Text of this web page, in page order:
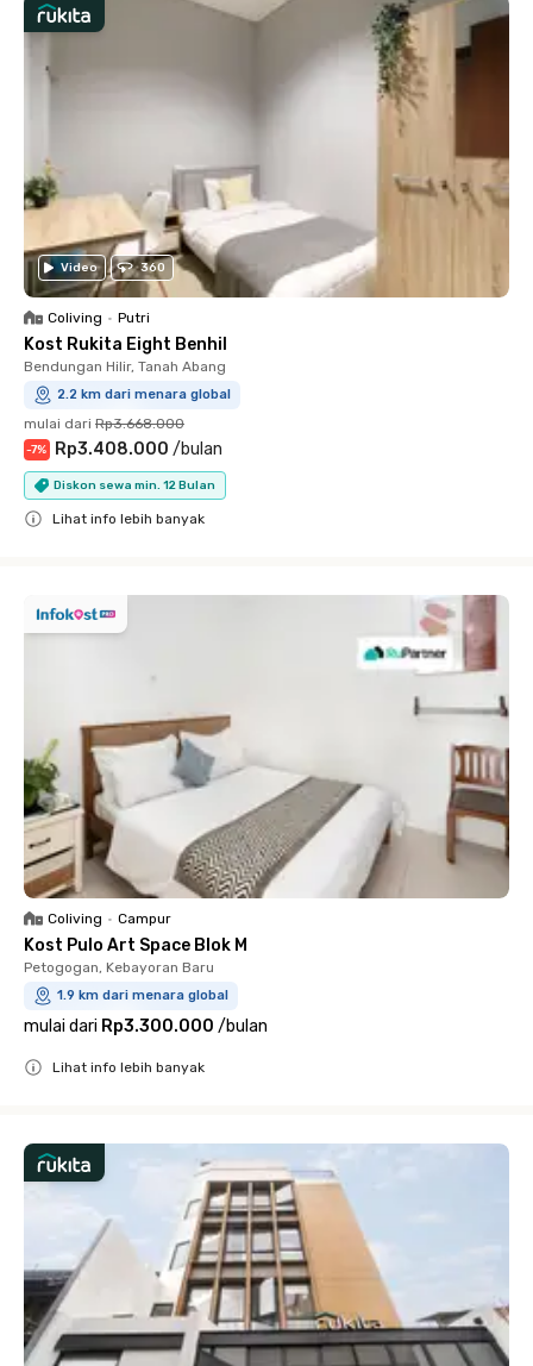
Video 360
Coliving • Putri
Kost Rukita Eight Benhil
Bendungan Hilir, Tanah Abang
2.2 km dari menara global
mulai dari Rp3.668.000
-7% Rp3.408.000 /bulan
Diskon sewa min. 12 Bulan
Lihat info lebih banyak
Coliving • Campur
Kost Pulo Art Space Blok M
Petogogan, Kebayoran Baru
1.9 km dari menara global
mulai dari Rp3.300.000 /bulan
Lihat info lebih banyak